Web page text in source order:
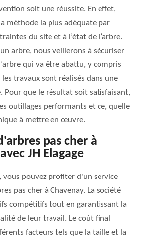
soit une réussite. En effet,
méthode la plus adéquate par
du site et à l’état de l’arbre.
arbre, nous veillerons à sécuriser
qui va être abattu, y compris
travaux sont réalisés dans une
Pour que le résultat soit satisfaisant,
outillages performants et ce, quelle
à mettre en œuvre.
pas cher à
JH Elagage
vous pouvez profiter d'un service
pas cher à Chavenay. La société
compétitifs tout en garantissant la
de leur travail. Le coût final
facteurs tels que la taille et la